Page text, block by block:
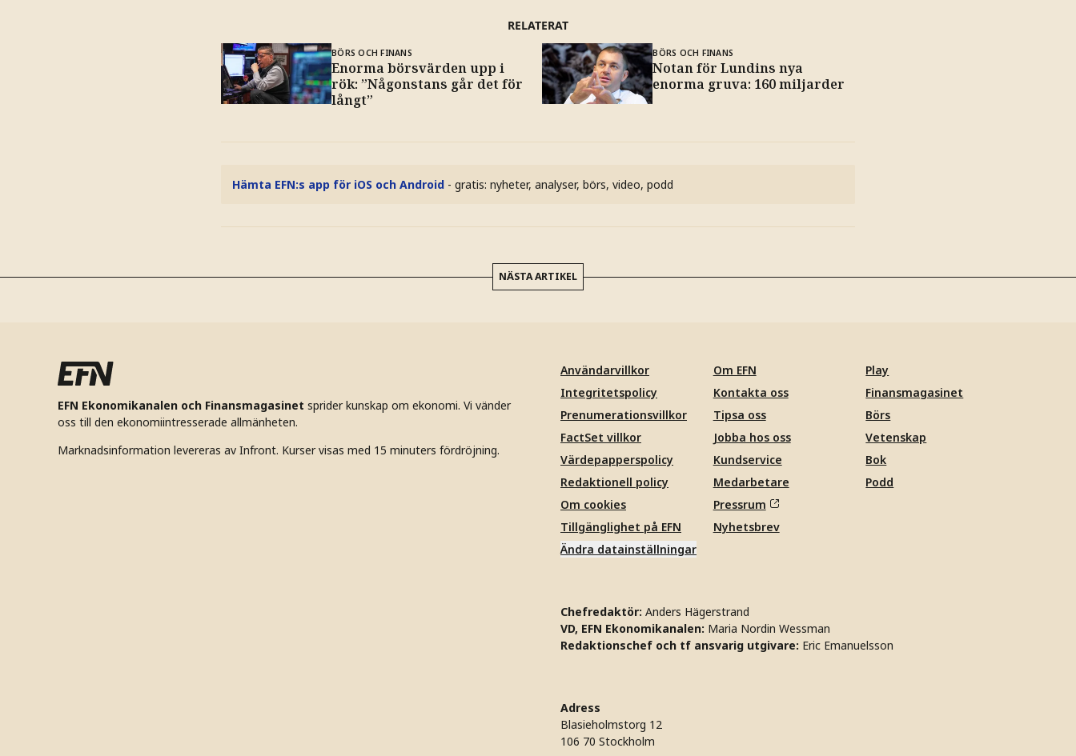
RELATERAT
BÖRS OCH FINANS
Enorma börsvärden upp i
rök: ”Någonstans går det för
långt”
BÖRS OCH FINANS
Notan för Lundins nya
enorma gruva: 160 miljarder
Hämta EFN:s app för iOS och Android - gratis: nyheter, analyser, börs, video, podd
NÄSTA ARTIKEL
EFN Ekonomikanalen och Finansmagasinet sprider kunskap om ekonomi. Vi vänder
oss till den ekonomiintresserade allmänheten.
Marknadsinformation levereras av Infront. Kurser visas med 15 minuters fördröjning.
Användarvillkor
Integritetspolicy
Prenumerationsvillkor
FactSet villkor
Värdepapperspolicy
Redaktionell policy
Om cookies
Tillgänglighet på EFN
Ändra datainställningar
Om EFN
Kontakta oss
Tipsa oss
Jobba hos oss
Kundservice
Medarbetare
Pressrum
Nyhetsbrev
Play
Finansmagasinet
Börs
Vetenskap
Bok
Podd
Chefredaktör: Anders Hägerstrand
VD, EFN Ekonomikanalen: Maria Nordin Wessman
Redaktionschef och tf ansvarig utgivare: Eric Emanuelsson
Adress
Blasieholmstorg 12
106 70 Stockholm